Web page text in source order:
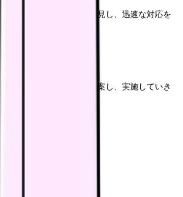
により、課題を早期に発見し、迅速な対応を
て、具体的な改善策を立案し、実施していき
よる効率化